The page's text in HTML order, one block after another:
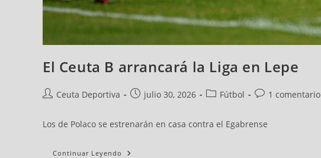
El Ceuta B arrancará la Liga en Lepe
Ceuta Deportiva julio 30, 2026 Fútbol 1 comentario
Los de Polaco se estrenarán en casa contra el Egabrense
Continuar Leyendo